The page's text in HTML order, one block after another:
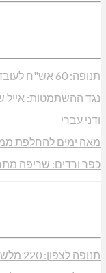
תנופה: 60 אש"ח לעובדי הוראה חדשים
נגד ההשתמטות: אייל
ודני עברי
מאה ימים להחלפת
כפר ורדים: שריפה
תנופה לצפון: 220 מלש"ח ל-23 רשויות